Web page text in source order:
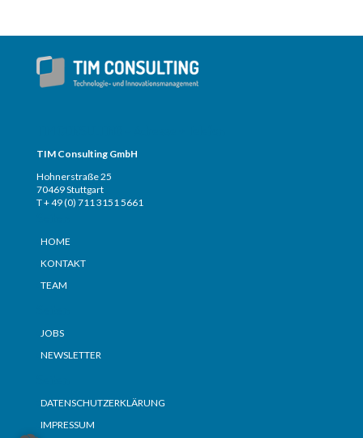
TIM Consulting GmbH
Hohnerstraße 25
70469 Stuttgart
T + 49 (0) 711 3151 5661
HOME
KONTAKT
TEAM
JOBS
NEWSLETTER
DATENSCHUTZERKLÄRUNG
IMPRESSUM